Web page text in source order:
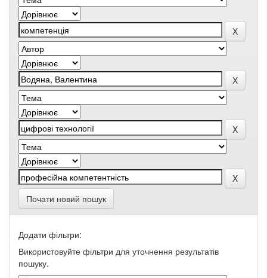
Почати новий пошук
Додати фільтри:
Використовуйте фільтри для уточнення результатів
пошуку.